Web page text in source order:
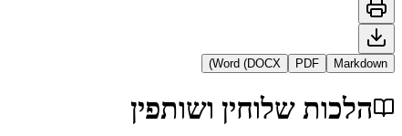
Markdown
PDF
Word (DOCX)
הלכות שלוחין ושותפין